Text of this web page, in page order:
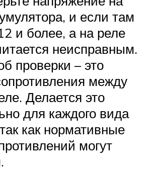
и если там
и более, а на реле
неисправным.
проверки – это
между
Делается это
для каждого вида
как нормативные
могут